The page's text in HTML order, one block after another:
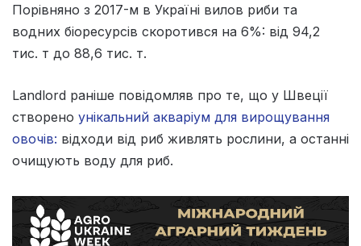
Порівняно з 2017-м в Україні вилов риби та
водних біоресурсів скоротився на 6%: від 94,2
тис. т до 88,6 тис. т.
Landlord раніше повідомляв про те, що у Швеції
створено унікальний акваріум для вирощування
овочів: відходи від риб живлять рослини, а останні
очищують воду для риб.